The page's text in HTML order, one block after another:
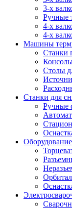
3-х
Ручные
4-х
4-х
Машины
Станки
Столы
Станки для
Ручные